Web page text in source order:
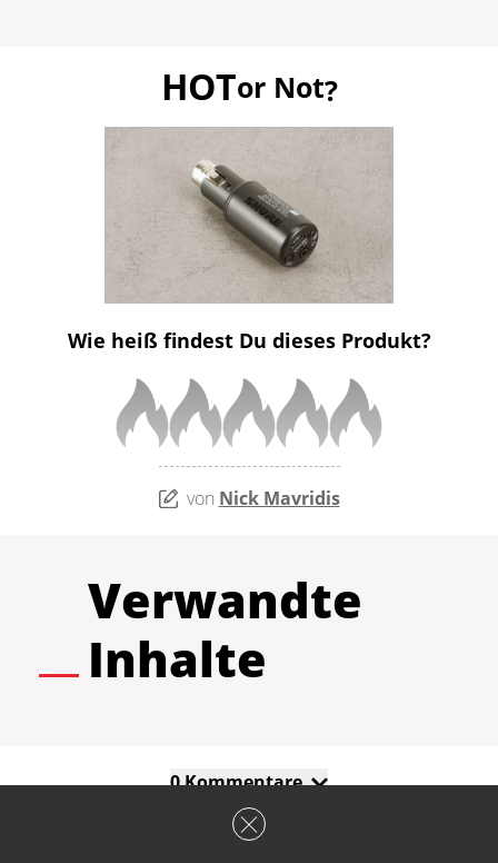
HOTor Not?
Wie heiß findest Du dieses Produkt?
von Nick Mavridis
Verwandte
Inhalte
0 Kommentare
Kommentieren